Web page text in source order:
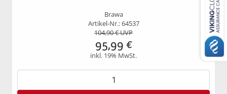
Brawa
Artikel-Nr.: 64537
104,90€ UVP
95,99 €
inkl. 19% MwSt.